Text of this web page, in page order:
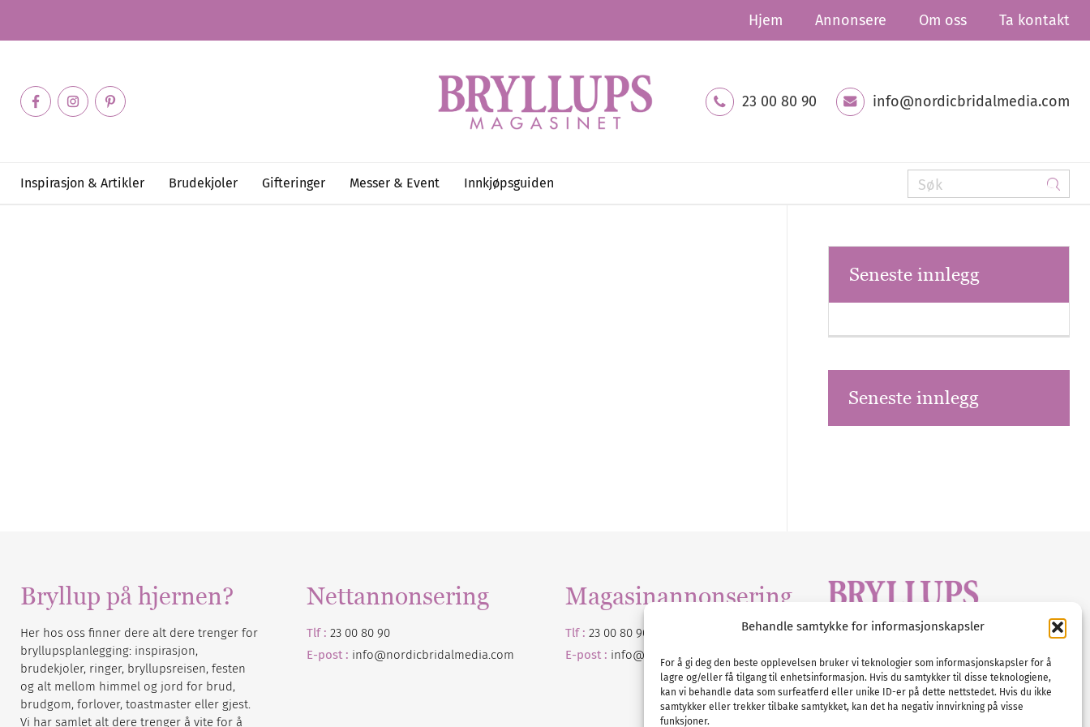
Behandle samtykke for informasjonskapsler
For å gi deg den beste opplevelsen bruker vi teknologier som informasjonskapsler for å
lagre og/eller få tilgang til enhetsinformasjon. Hvis du samtykker til disse teknologiene,
kan vi behandle data som surfeatferd eller unike ID-er på dette nettstedet. Hvis du ikke
samtykker eller trekker tilbake samtykket, kan det ha negativ innvirkning på visse
funksjoner.
Hjem Annonsere Om oss Ta kontakt
23 00 80 90 info@nordicbridalmedia.com
Inspirasjon & Artikler Brudekjoler Gifteringer Messer & Event Innkjøpsguiden
Seneste innlegg
Seneste innlegg
Bryllup på hjernen?
Her hos oss finner dere alt dere trenger for
bryllupsplanlegging: inspirasjon,
brudekjoler, ringer, bryllupsreisen, festen
og alt mellom himmel og jord for brud,
brudgom, forlover, toastmaster eller gjest.
Vi har samlet alt dere trenger å vite for å
Nettannonsering
Tlf : 23 00 80 90
E-post : info@nordicbridalmedia.com
Magasinannonsering
Tlf : 23 00 80 90
E-post : info@ nordicbridalmedia
E-post :info@nordicbridalmedia.com
Bryllupsmagasinet Norge
© All rights reserved.
VAT: NO911740648